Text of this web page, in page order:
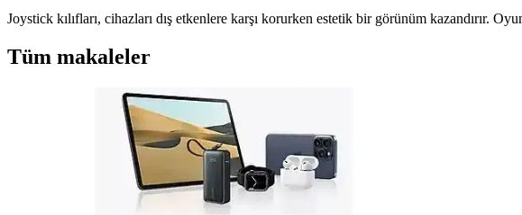
Joystick kılıfları, cihazları dış etkenlere karşı korurken estetik bir görünüm kazandırır.
Tüm makaleler